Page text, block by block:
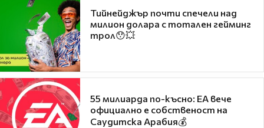
Тийнейджър почти спечели над
милион долара с тотален гейминг
трол😯💥
55 милиарда по-късно: EA вече
официално е собственост на
Саудитска Арабия💰